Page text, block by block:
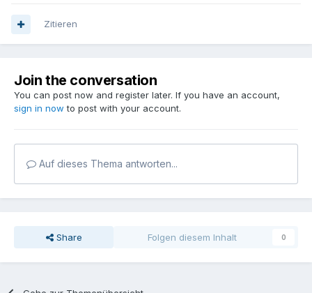
Zitieren
Join the conversation
You can post now and register later. If you have an account,
sign in now to post with your account.
Auf dieses Thema antworten...
Share Folgen diesem Inhalt 0